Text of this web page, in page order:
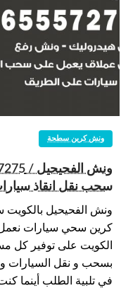
ونش كرين سطحة
سحب نقل انقاذ
ونش الفحيحيل بالكويت
كرين سحي سيارات
الكويت على توفير كل
بسحب و نقل السيارات
في تلبية الطلب أينما